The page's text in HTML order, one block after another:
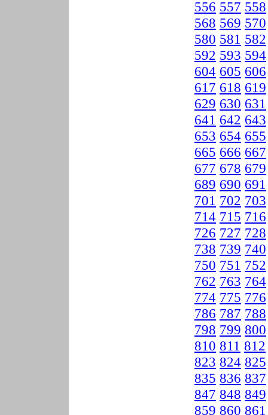
556 557 558
568 569 570
580 581 582
592 593 594
604 605 606
617 618 619
629 630 631
641 642 643
653 654 655
665 666 667
677 678 679
689 690 691
701 702 703
714 715 716
726 727 728
738 739 740
750 751 752
762 763 764
774 775 776
786 787 788
798 799 800
810 811 812
823 824 825
835 836 837
847 848 849
859 860 861